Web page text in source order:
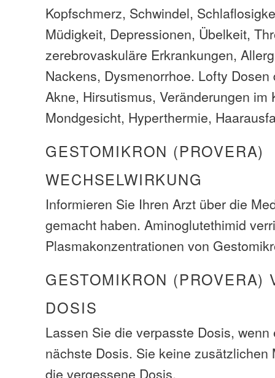
Kopfschmerz, Schwindel,
Müdigkeit, Depressionen, Übelkeit,
zerebrovaskuläre Erkrankungen,
Nackens, Dysmenorrhoe. Lofty
Akne, Hirsutismus, Veränderungen im
Mondgesicht, Hyperthermie,
GESTOMIKRON (PROVERA)
WECHSELWIRKUNG
Informieren Sie Ihren Arzt über die
gemacht haben. Aminoglutethimid
Plasmakonzentrationen von
GESTOMIKRON (PROVERA)
DOSIS
Lassen Sie die verpasste Dosis,
nächste Dosis. Sie keine zusätzlichen
die vergessene Dosis.